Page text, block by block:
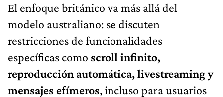
El enfoque británico va más allá del
modelo australiano: se discuten
restricciones de funcionalidades
específicas como scroll infinito,
reproducción automática, livestreaming y
mensajes efímeros, incluso para usuarios